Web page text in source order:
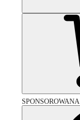
SPONSOROWANA